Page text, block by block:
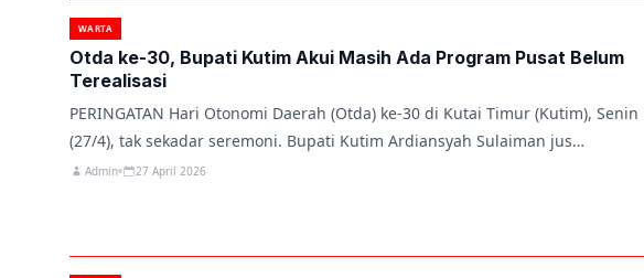
WARTA
Otda ke-30, Bupati Kutim Akui Masih Ada Program Pusat Belum
Terealisasi
PERINGATAN Hari Otonomi Daerah (Otda) ke-30 di Kutai Timur (Kutim), Senin
(27/4), tak sekadar seremoni. Bupati Kutim Ardiansyah Sulaiman jus…
Admin 27 April 2026